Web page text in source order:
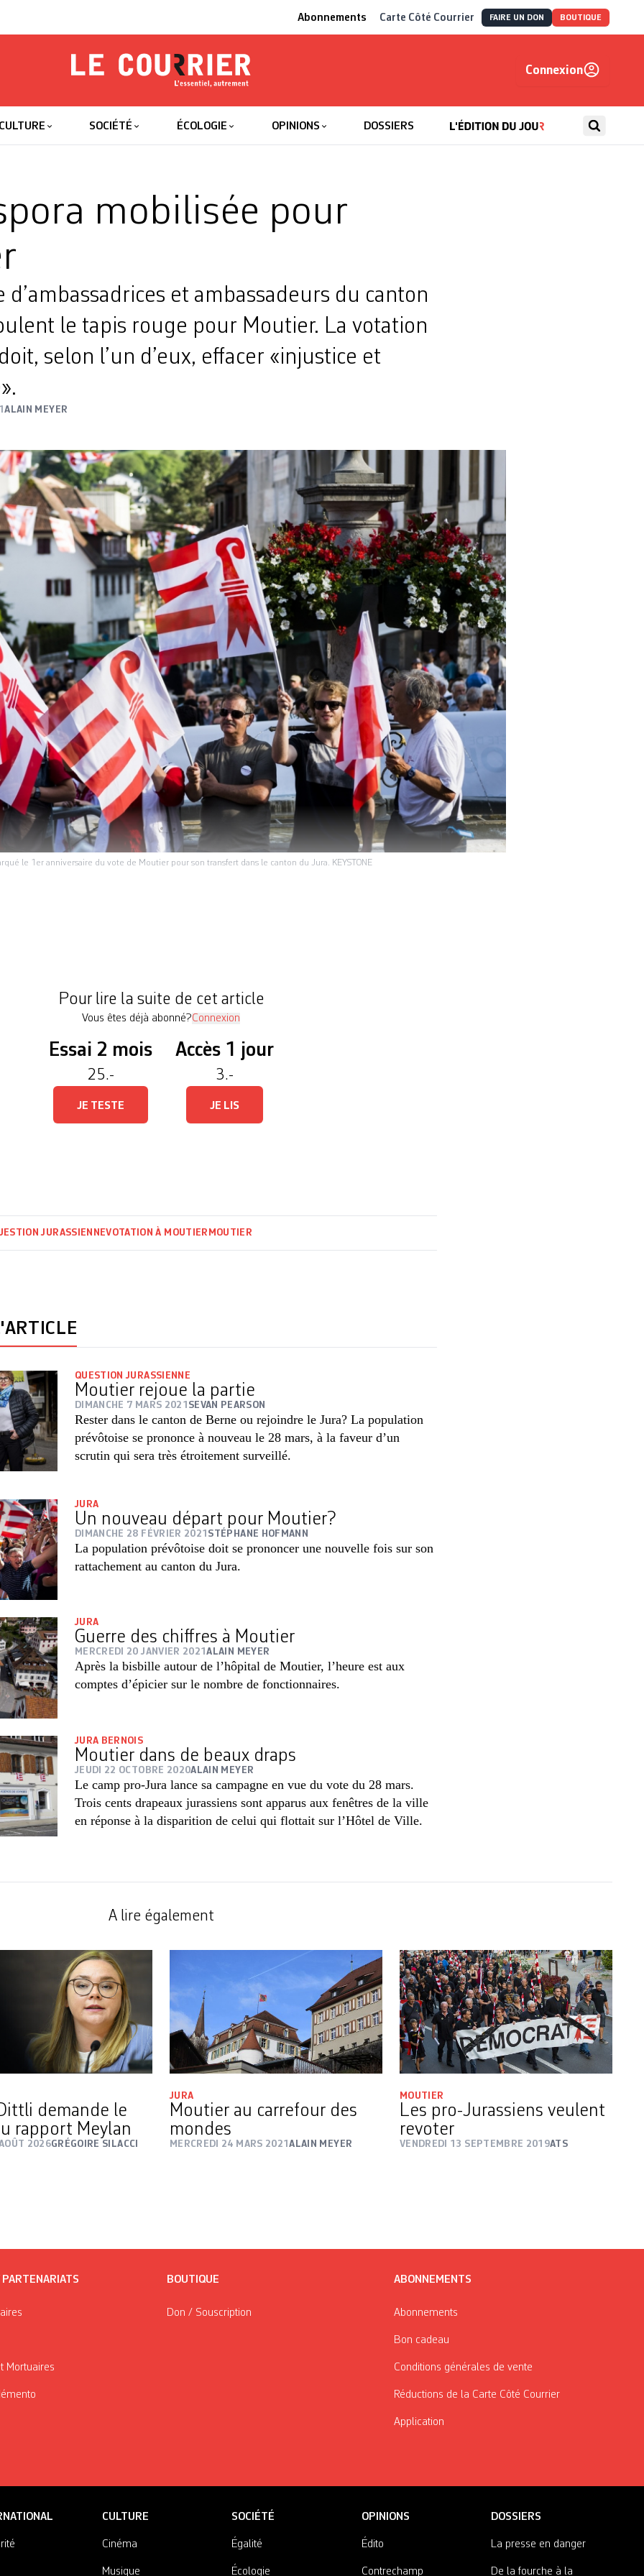
Abonnements Carte Côté Courrier FAIRE UN DON BOUTIQUE
Le Courrier
Connexion
CULTURE SOCIÉTÉ ÉCOLOGIE OPINIONS DOSSIERS
mobilisée pour
d’ambassadrices et ambassadeurs du canton
le tapis rouge pour Moutier. La votation
selon l’un d’eux, effacer «injustice et
ALAIN MEYER
le 1er anniversaire du vote de Moutier pour son transfert dans le canton du Jura. KEYSTONE
Pour lire la suite de cet article
Vous êtes déjà abonné?Connexion
Essai 2 mois
25.-
JE TESTE
Accès 1 jour
3.-
JE LIS
JURASSIENNEVOTATION À MOUTIER MOUTIER
QUESTION JURASSIENNE
Moutier rejoue la partie
DIMANCHE 7 MARS 2021 SEVAN PEARSON
Rester dans le canton de Berne ou rejoindre le Jura? La population
prévôtoise se prononce à nouveau le 28 mars, à la faveur d’un
scrutin qui sera très étroitement surveillé.
JURA
Un nouveau départ pour Moutier?
DIMANCHE 28 FÉVRIER 2021 STÉPHANE HOFMANN
La population prévôtoise doit se prononcer une nouvelle fois sur son
rattachement au canton du Jura.
JURA
Guerre des chiffres à Moutier
MERCREDI 20 JANVIER 2021ALAIN MEYER
Après la bisbille autour de l’hôpital de Moutier, l’heure est aux
comptes d’épicier sur le nombre de fonctionnaires.
JURA BERNOIS
Moutier dans de beaux draps
JEUDI 22 OCTOBRE 2020ALAIN MEYER
Le camp pro-Jura lance sa campagne en vue du vote du 28 mars.
Trois cents drapeaux jurassiens sont apparus aux fenêtres de la ville
en réponse à la disparition de celui qui flottait sur l’Hôtel de Ville.
A lire également
demande le
rapport Meylan
2026GRÉGOIRE SILACCI
JURA
Moutier au carrefour des
mondes
MERCREDI 24 MARS 2021ALAIN MEYER
MOUTIER
Les pro-Jurassiens veulent
revoter
VENDREDI 13 SEPTEMBRE 2019ATS
Mortuaires
BOUTIQUE
Don / Souscription
ABONNEMENTS
Abonnements
Bon cadeau
Conditions générales de vente
Réductions de la Carte Côté Courrier
Application
CULTURE
Cinéma
Musique
SOCIÉTÉ
Égalité
Écologie
OPINIONS
Édito
Contrechamp
DOSSIERS
La presse en danger
De la fourche à la